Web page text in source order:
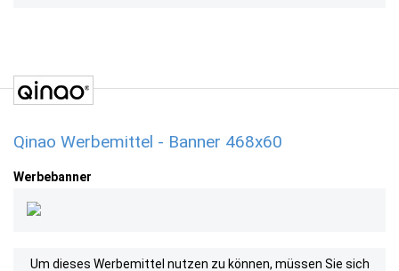
Qinao Werbemittel - Banner 468x60
Werbebanner
Um dieses Werbemittel nutzen zu können, müssen Sie sich